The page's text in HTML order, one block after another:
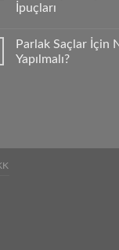
İpuçları
Parlak Saçlar İçin
Yapılmalı?